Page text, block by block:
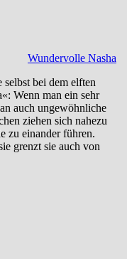
Wundervolle Nasha
selbst bei dem elften
Wenn man ein sehr
auch ungewöhnliche
ziehen sich nahezu
zu einander führen.
grenzt sie auch von